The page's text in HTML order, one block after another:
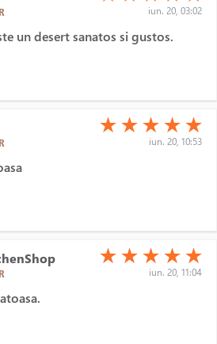
iun. 20, 03:02
un desert sanatos si gustos.
(*)
★ (*)
★ (*)
★ (*)
★ (*)
★
iun. 20, 10:53
(*)
★ (*)
★ (*)
★ (*)
★ (*)
★
iun. 20, 11:04